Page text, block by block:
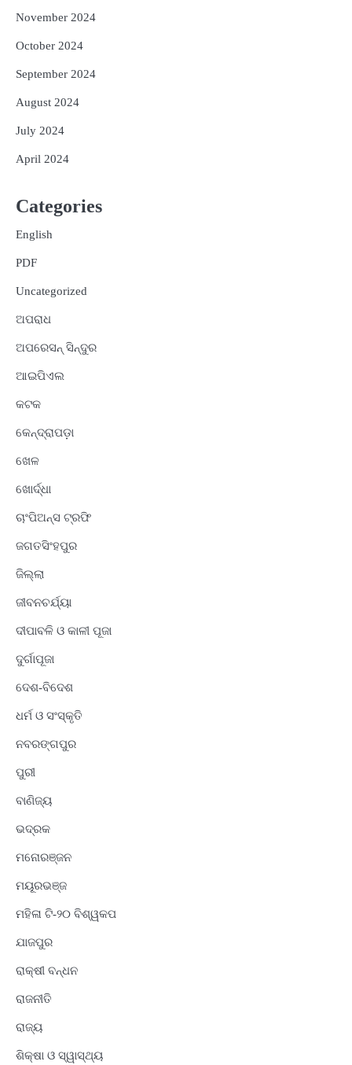
November 2024
October 2024
September 2024
August 2024
July 2024
April 2024
Categories
English
PDF
Uncategorized
ଅପରାଧ
ଅପରେସନ୍ ସିନ୍ଦୁର
ଆଇପିଏଲ
କଟକ
କେନ୍ଦ୍ରାପଡ଼ା
ଖେଳ
ଖୋର୍ଦ୍ଧା
ଚାଂପିଅନ୍ସ ଟ୍ରଫି
ଜଗତସିଂହପୁର
ଜିଲ୍ଲା
ଜୀବନଚର୍ଯ୍ୟା
ଦୀପାବଳି ଓ କାଳୀ ପୂଜା
ଦୁର୍ଗାପୂଜା
ଦେଶ-ବିଦେଶ
ଧର୍ମ ଓ ସଂସ୍କୃତି
ନବରଙ୍ଗପୁର
ପୁରୀ
ବାଣିଜ୍ୟ
ଭଦ୍ରକ
ମନୋରଞ୍ଜନ
ମୟୂରଭଞ୍ଜ
ମହିଳା ଟି-୨୦ ବିଶ୍ୱକପ
ଯାଜପୁର
ରାକ୍ଷୀ ବନ୍ଧନ
ରାଜନୀତି
ରାଜ୍ୟ
ଶିକ୍ଷା ଓ ସ୍ୱାସ୍ଥ୍ୟ